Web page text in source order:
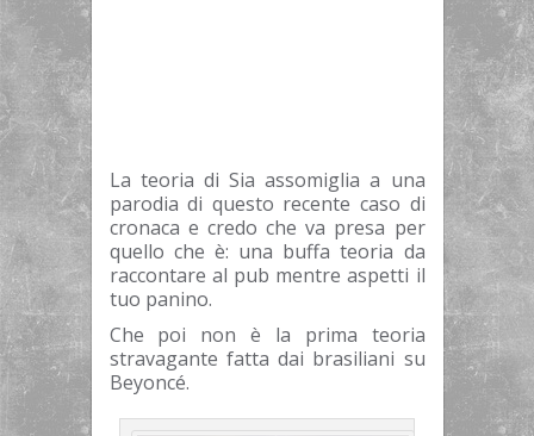
La teoria di Sia assomiglia a una
parodia di questo recente caso di
cronaca e credo che va presa per
quello che è: una buffa teoria da
raccontare al pub mentre aspetti il
tuo panino.
Che poi non è la prima teoria
stravagante fatta dai brasiliani su
Beyoncé.